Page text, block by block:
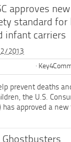
approves new
standard for
infant carriers
2013
prevent deaths
the U.S.
has approved a
Ghostbusters